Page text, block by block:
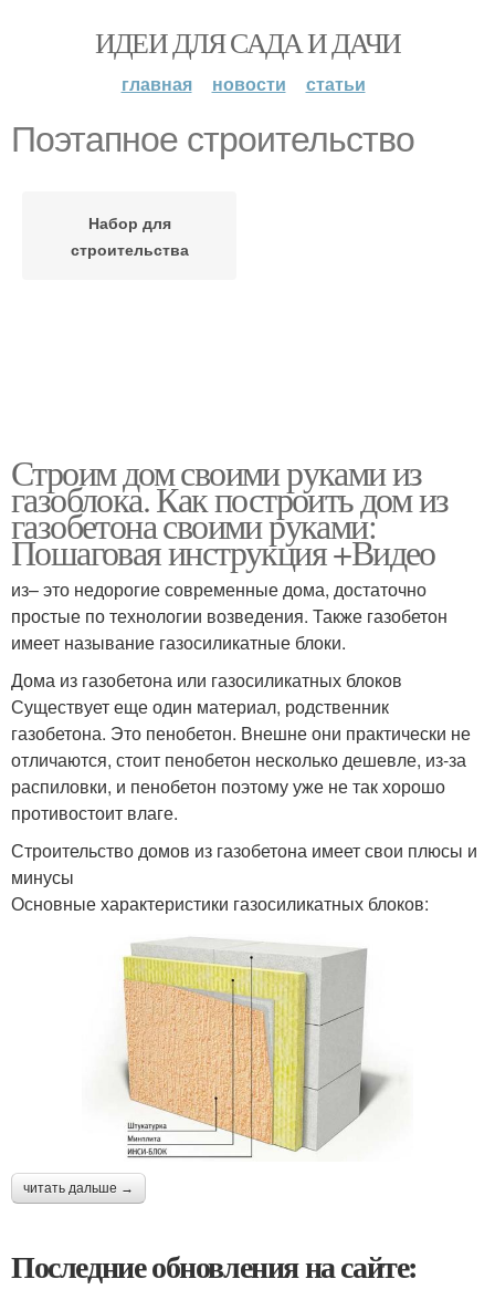
ИДЕИ ДЛЯ САДА И ДАЧИ
главная новости статьи
Поэтапное строительство
Набор для
строительства
Строим дом своими руками из
газоблока. Как построить дом из
газобетона своими руками:
Пошаговая инструкция +Видео
из– это недорогие современные дома, достаточно
простые по технологии возведения. Также газобетон
имеет называние газосиликатные блоки.
Дома из газобетона или газосиликатных блоков
Существует еще один материал, родственник
газобетона. Это пенобетон. Внешне они практически не
отличаются, стоит пенобетон несколько дешевле, из-за
распиловки, и пенобетон поэтому уже не так хорошо
противостоит влаге.
Строительство домов из газобетона имеет свои плюсы и
минусы
Основные характеристики газосиликатных блоков:
читать дальше →
Последние обновления на сайте: